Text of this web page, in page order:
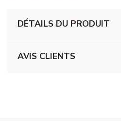
DÉTAILS DU PRODUIT
AVIS CLIENTS